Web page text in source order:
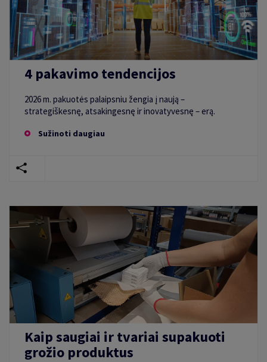
4 pakavimo tendencijos
2026 m. pakuotės palaipsniu žengia į naują –
strategiškesnę, atsakingesnę ir inovatyvesnę – erą.
Sužinoti daugiau
Kaip saugiai ir tvariai supakuoti
grožio produktus